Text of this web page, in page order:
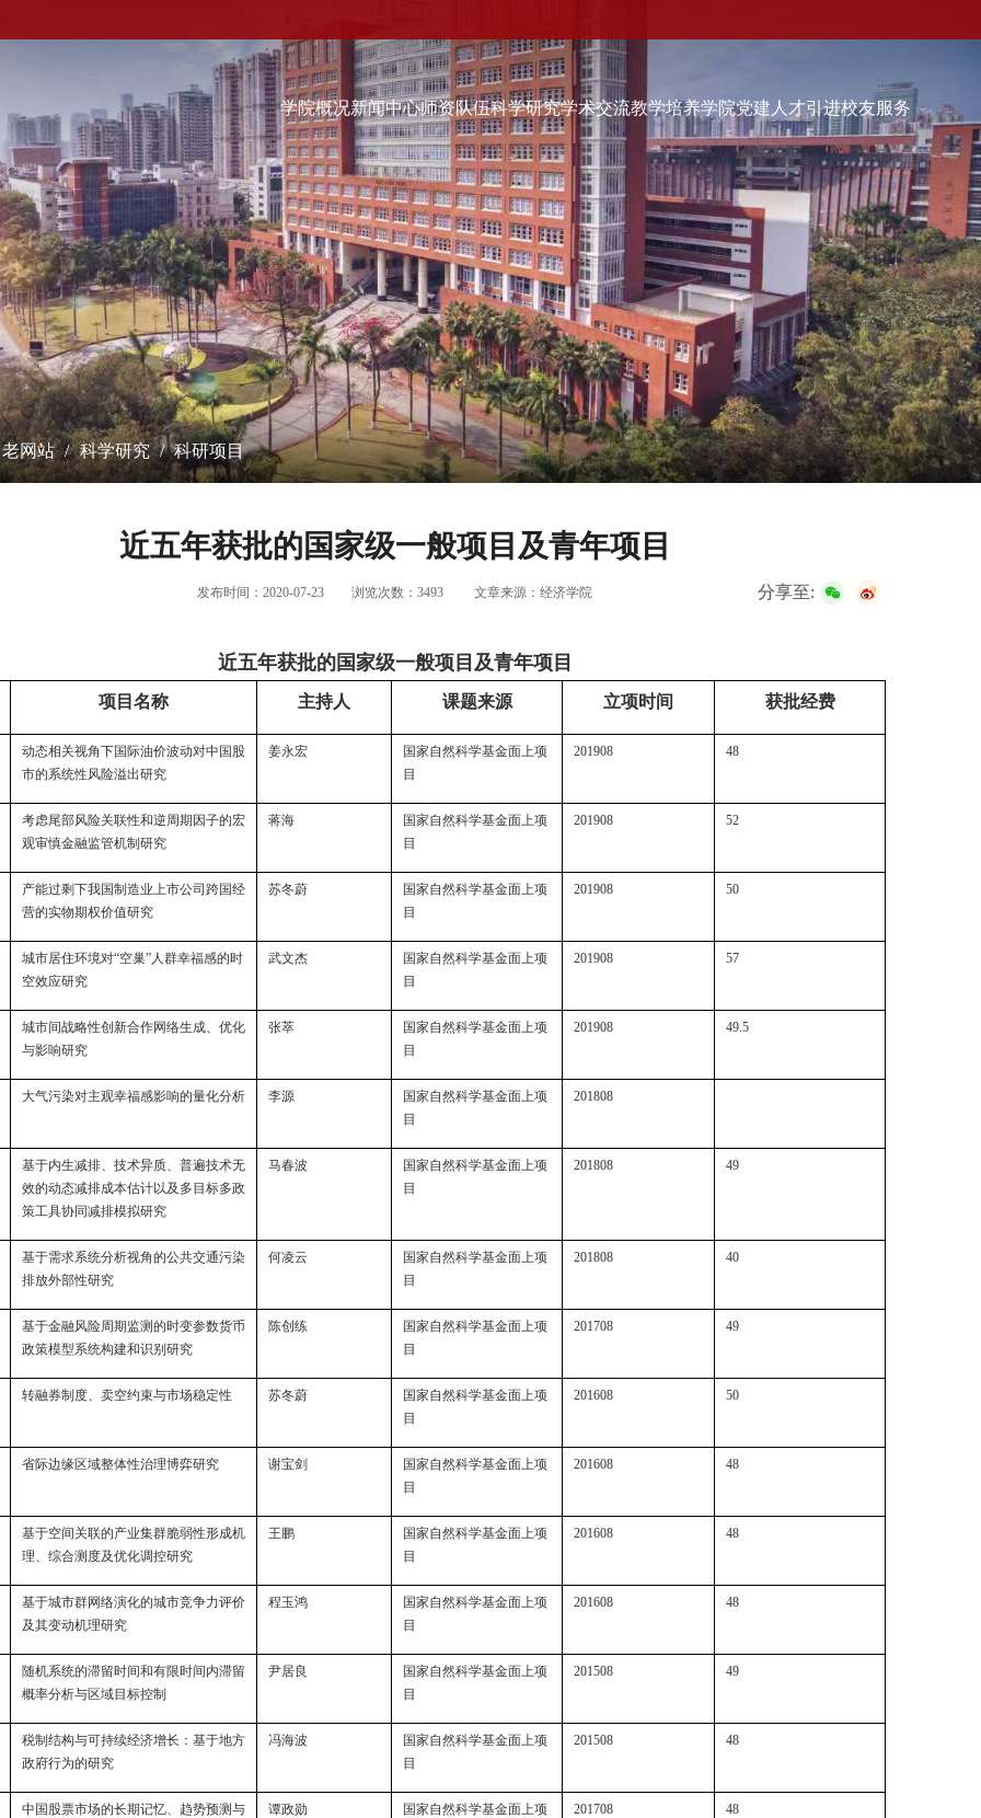
学院概况新闻中心师资队伍科学研究学术交流教学培养学院党建 人才引进校友服务
科学研究
研究成果
课题立项
成果奖励
博士后流动站
学术刊物
经院智库
学术交流
学术会议
学术报告
最新动态
教学培养
本科生
硕士生
博士生
数字经济（非全日制）...
学院党建 人才引进 校友服务
校友会快讯
品牌活动
校友动态
校友组织
老网站 科学研究 科研项目
近五年获批的国家级一般项目及青年项目
发布时间：2020-07-23 浏览次数： 3493 文章来源：经济学院 分享至:
近五年获批的国家级一般项目及青年项目
项目名称 主持人 课题来源 立项时间 获批经费
动态相关视角下国际油价波动对中国股
市的系统性风险溢出研究
姜永宏
国家自然科学基金面上项
目
201908 48
考虑尾部风险关联性和逆周期因子的宏
观审慎金融监管机制研究
蒋海
国家自然科学基金面上项
目
201908 52
产能过剩下我国制造业上市公司跨国经
营的实物期权价值研究
苏冬蔚
国家自然科学基金面上项
目
201908 50
城市居住环境对“空巢”人群幸福感的时
空效应研究
武文杰
国家自然科学基金面上项
目
201908 57
城市间战略性创新合作网络生成、优化
与影响研究
张萃
国家自然科学基金面上项
目
201908 49.5
大气污染对主观幸福感影响的量化分析 李源
国家自然科学基金面上项
目
201808
基于内生减排、技术异质、普遍技术无
效的动态减排成本估计以及多目标多政
策工具协同减排模拟研究
马春波
国家自然科学基金面上项
目
201808 49
基于需求系统分析视角的公共交通污染
排放外部性研究
何凌云
国家自然科学基金面上项
目
201808 40
基于金融风险周期监测的时变参数货币
政策模型系统构建和识别研究
陈创练
国家自然科学基金面上项
目
201708 49
转融券制度、卖空约束与市场稳定性 苏冬蔚
国家自然科学基金面上项
目
201608 50
省际边缘区域整体性治理博弈研究 谢宝剑
国家自然科学基金面上项
目
201608 48
基于空间关联的产业集群脆弱性形成机
理、综合测度及优化调控研究
王鹏
国家自然科学基金面上项
目
201608 48
基于城市群网络演化的城市竞争力评价
及其变动机理研究
程玉鸿
国家自然科学基金面上项
目
201608 48
随机系统的滞留时间和有限时间内滞留
概率分析与区域目标控制
尹居良
国家自然科学基金面上项
目
201508 49
税制结构与可持续经济增长：基于地方
政府行为的研究
冯海波
国家自然科学基金面上项
目
201508 48
中国股票市场的长期记忆、趋势预测与
谭政勋
国家自然科学基金面上项
201708 48